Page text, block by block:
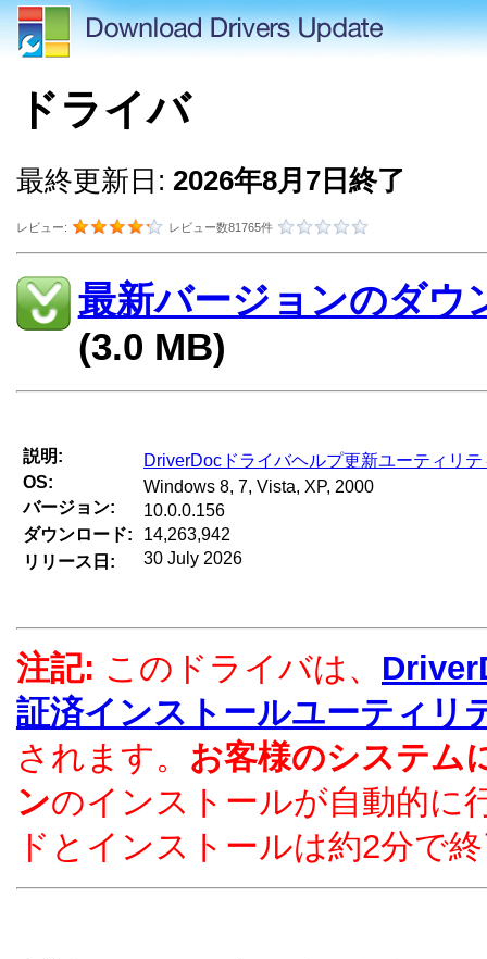
ドライバ
最終更新日: 2026年8月7日終了
レビュー: レビュー数81765件
最新バージョンのダウ
(3.0 MB)
説明:
OS:
バージョン:
ダウンロード:
リリース日:
DriverDocドライバヘルプ更新ユーティリテ
Windows 8, 7, Vista, XP, 2000
10.0.0.156
14,263,942
30 July 2026
注記: このドライバは、
証済インストールユーティリ
されます。 お客様のシステム
ンのインストールが自動的に
ドとインストールは約2分で